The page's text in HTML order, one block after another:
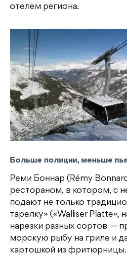
отелем региона.
Больше полиции, меньше
Реми Боннар (Rémy
рестораном, в котором, с
подают не только
тарелку» («Walliser Platte»,
нарезки разных сортов —
морскую рыбу на гриле и
картошкой из